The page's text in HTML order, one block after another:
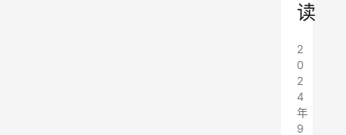
读
2
0
2
4
年
9